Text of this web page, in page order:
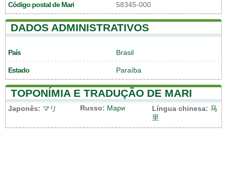
Código postal de Mari 58345-000
DADOS ADMINISTRATIVOS
País Brasil
Estado Paraíba
TOPONÍMIA E TRADUÇÃO DE MARI
Japonês: マリ Russo: Мари Língua chinesa: 马
里